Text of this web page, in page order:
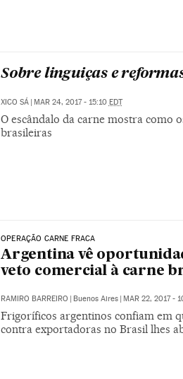
Sobre linguiças e
XICO SÁ MAR 24, 2017 - 15:10 EDT
O escândalo da carne mostra como
brasileiras
OPERAÇÃO CARNE FRACA
Argentina vê
veto comercial à carne
RAMIRO BARREIRO | Buenos Aires | MAR 22, 2017 -
Frigoríficos argentinos confiam em
contra exportadoras no Brasil lhes